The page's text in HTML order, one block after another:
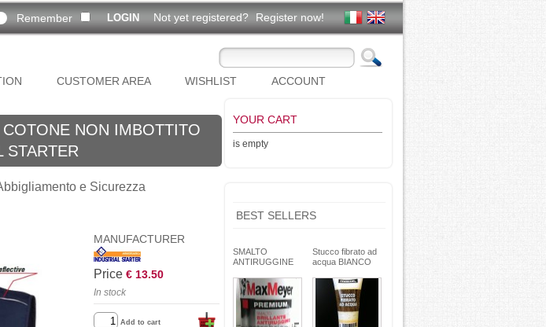
Remember Not yet registered? Register now!
CUSTOMER AREA WISHLIST ACCOUNT
NON IMBOTTITO
STARTER
e Sicurezza
MANUFACTURER
Price € 13.50
In stock
Add to cart
YOUR CART
is empty
BEST SELLERS
SMALTO
ANTIRUGGINE
gel - non cola -
Max Meyer
Stucco fibrato ad
acqua BIANCO
riempitivo non si
spacca -
TEKNICA